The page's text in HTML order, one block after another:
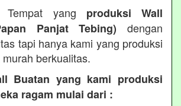
Tempat yang produksi Wall
Panjat Tebing) dengan
tapi hanya kami yang produksi
berkualitas.
Buatan yang kami produksi
ragam mulai dari :